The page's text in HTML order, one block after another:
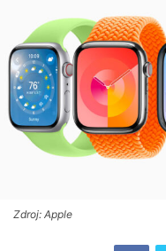
Zdroj: Apple